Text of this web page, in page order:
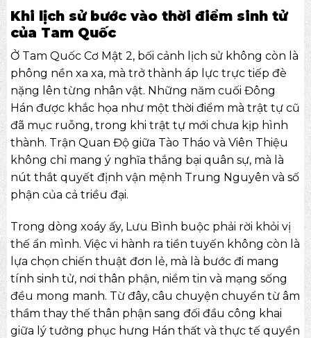
Khi lịch sử bước vào thời điểm sinh tử
của Tam Quốc
Ở Tam Quốc Cơ Mật 2, bối cảnh lịch sử không còn là
phông nền xa xa, mà trở thành áp lực trực tiếp đè
nặng lên từng nhân vật. Những năm cuối Đông
Hán được khắc họa như một thời điểm mà trật tự cũ
đã mục ruỗng, trong khi trật tự mới chưa kịp hình
thành. Trận Quan Độ giữa Tào Tháo và Viên Thiệu
không chỉ mang ý nghĩa thắng bại quân sự, mà là
nút thắt quyết định vận mệnh Trung Nguyên và số
phận của cả triều đại.
Trong dòng xoáy ấy, Lưu Bình buộc phải rời khỏi vị
thế ẩn mình. Việc vi hành ra tiền tuyến không còn là
lựa chọn chiến thuật đơn lẻ, mà là bước đi mang
tính sinh tử, nơi thân phận, niềm tin và mạng sống
đều mong manh. Từ đây, câu chuyện chuyển từ âm
thầm thay thế thân phận sang đối đầu công khai
giữa lý tưởng phục hưng Hán thất và thực tế quyền